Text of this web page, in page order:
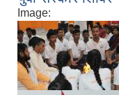
Image: